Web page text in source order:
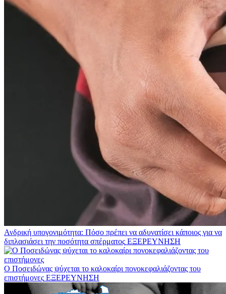
Ανδρική υπογονιμότητα: Πόσο πρέπει να αδυνατίσει κάποιος για να
διπλασιάσει την ποσότητα σπέρματος ΕΞΕΡΕΥΝΗΣΗ
Ο Ποσειδώνας ψύχεται το καλοκαίρι πονοκεφαλιάζοντας του
επιστήμονες ΕΞΕΡΕΥΝΗΣΗ